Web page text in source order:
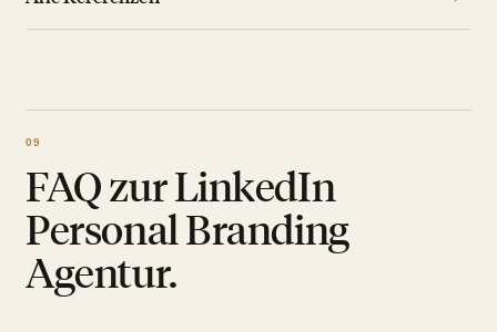
FAQ zur LinkedIn
Personal Branding
Agentur.